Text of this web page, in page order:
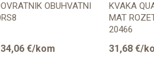
OBUHVATNI
€/kom
KVAKA
MAT
20466
31,68 €/